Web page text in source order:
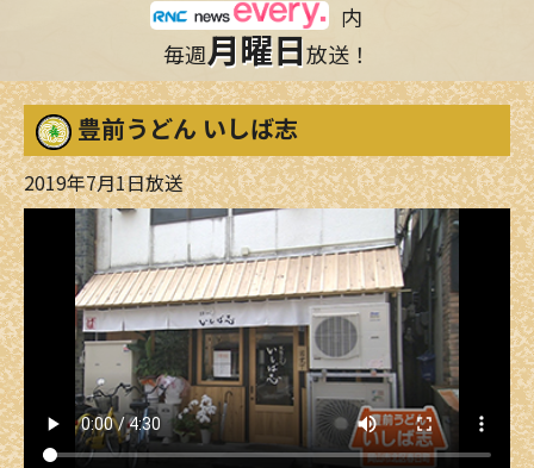
内
毎週月曜日放送！
豊前うどん いしば志
2019年7月1日放送